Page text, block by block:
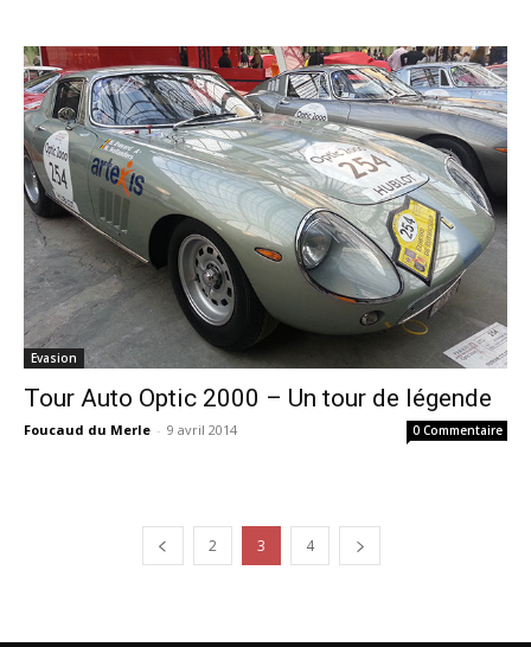
Evasion
Tour Auto Optic 2000 – Un tour de légende
Foucaud du Merle - 9 avril 2014 0 Commentaire
2 3 4